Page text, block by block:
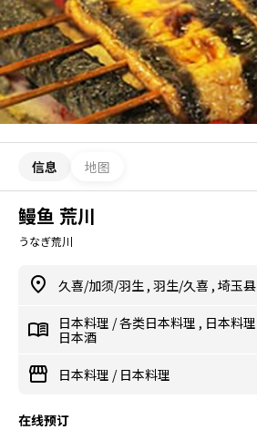
信息 地图
鳗鱼 荒川
うなぎ荒川
久喜/加须/羽生 , 羽生/久喜 , 埼玉县
日本料理 /各类日本料理 , 日本料理
日本酒
日本料理 / 日本料理
在线预订